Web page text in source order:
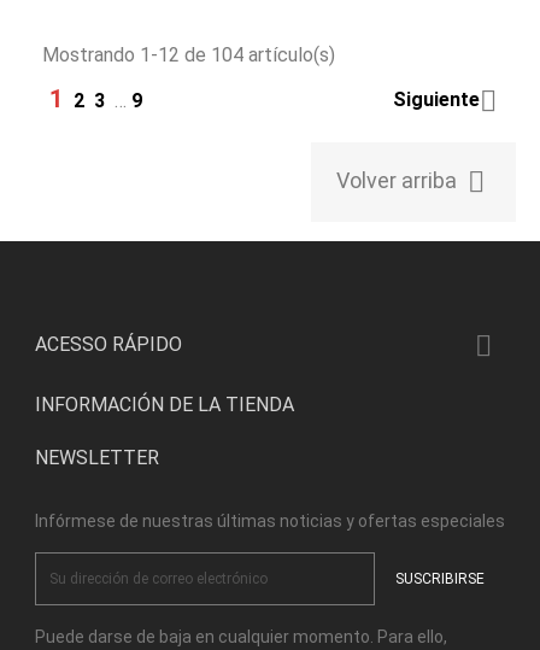
Mostrando 1-12 de 104 artículo(s)
1 2 3 … 9 Siguiente
Volver arriba 
ACESSO RÁPIDO 
INFORMACIÓN DE LA TIENDA
NEWSLETTER
Infórmese de nuestras últimas noticias y ofertas especiales
Puede darse de baja en cualquier momento. Para ello,